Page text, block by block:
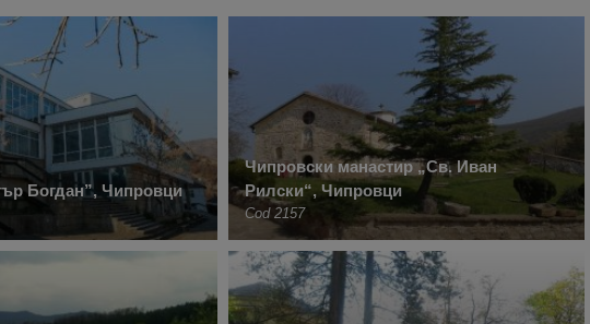
Богдан”, Чипровци
Чипровски манастир „Св. Иван
Рилски“, Чипровци
Cod 2157